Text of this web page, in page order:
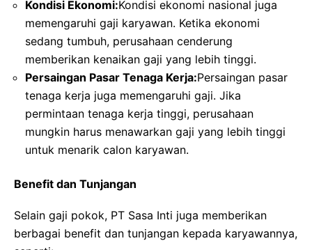
Kondisi Ekonomi:Kondisi ekonomi nasional juga
memengaruhi gaji karyawan. Ketika ekonomi
sedang tumbuh, perusahaan cenderung
memberikan kenaikan gaji yang lebih tinggi.
Persaingan Pasar Tenaga Kerja:Persaingan pasar
tenaga kerja juga memengaruhi gaji. Jika
permintaan tenaga kerja tinggi, perusahaan
mungkin harus menawarkan gaji yang lebih tinggi
untuk menarik calon karyawan.
Benefit dan Tunjangan
Selain gaji pokok, PT Sasa Inti juga memberikan
berbagai benefit dan tunjangan kepada karyawannya,